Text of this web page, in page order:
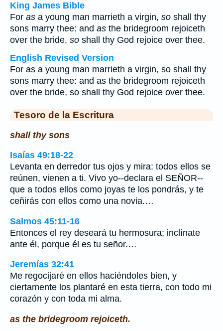
King James Bible
For as a young man marrieth a virgin, so shall thy
sons marry thee: and as the bridegroom rejoiceth
over the bride, so shall thy God rejoice over thee.
English Revised Version
For as a young man marrieth a virgin, so shall thy
sons marry thee: and as the bridegroom rejoiceth
over the bride, so shall thy God rejoice over thee.
Tesoro de la Escritura
shall thy sons
Isaías 49:18-22
Levanta en derredor tus ojos y mira: todos ellos se
reúnen, vienen a ti. Vivo yo--declara el SEÑOR--
que a todos ellos como joyas te los pondrás, y te
ceñirás con ellos como una novia.…
Salmos 45:11-16
Entonces el rey deseará tu hermosura; inclínate
ante él, porque él es tu señor.…
Jeremías 32:41
Me regocijaré en ellos haciéndoles bien, y
ciertamente los plantaré en esta tierra, con todo mi
corazón y con toda mi alma.
as the bridegroom rejoiceth.